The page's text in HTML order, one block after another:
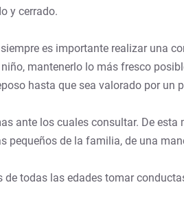
y cerrado.
es importante realizar una
mantenerlo lo más fresco
hasta que sea valorado por un
ante los cuales consultar. De
pequeños de la familia, de una
todas las edades tomar